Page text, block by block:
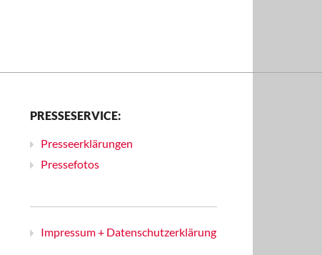
PRESSESERVICE:
Presseerklärungen
Pressefotos
Impressum + Datenschutzerklärung